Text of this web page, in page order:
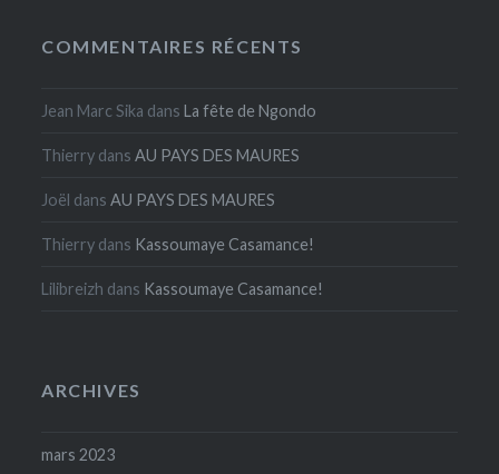
COMMENTAIRES RÉCENTS
Jean Marc Sika dansLa fête de Ngondo
Thierry dansAU PAYS DES MAURES
Joël dansAU PAYS DES MAURES
Thierry dans Kassoumaye Casamance!
Lilibreizh dans Kassoumaye Casamance!
ARCHIVES
mars 2023